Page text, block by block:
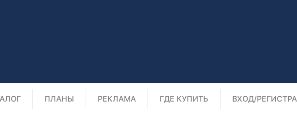
ПЛАНЫ РЕКЛАМА ГДЕ КУПИТЬ ВХОД/